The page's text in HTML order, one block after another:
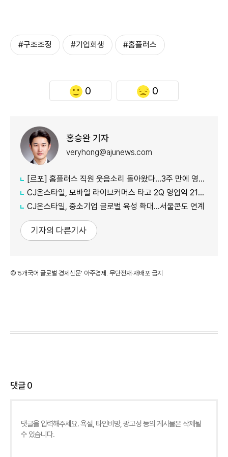
#구조조정 #기업회생 #홈플러스
0 0
홍승완 기자
veryhong@ajunews.com
[르포] 홈플러스 직원 웃음소리 돌아왔다…3주 만에 영업 재개 채비
CJ온스타일, 모바일 라이브커머스 타고 2Q 영업익 21%↑
CJ온스타일, 중소기업 글로벌 육성 확대…서울콘도 연계
기자의 다른기사
©'5개국어 글로벌 경제신문' 아주경제. 무단전재·재배포 금지
댓글0